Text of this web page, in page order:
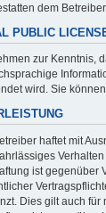
dem
PUBLIC
zur Kenntnis,
wird. Sie
haftet mit
ist gegenüber
Dies gilt auch für